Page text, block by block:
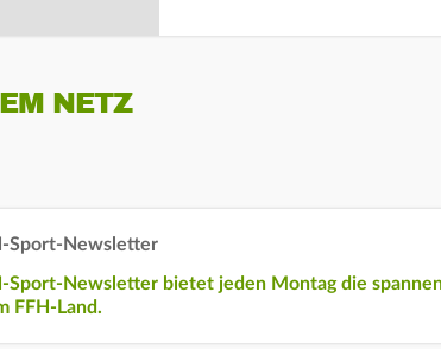
NETZ
Sport-Newsletter
Sport-Newsletter bietet jeden Montag die
FFH-Land.